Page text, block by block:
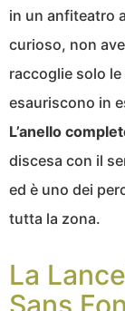
in un anfiteatro
curioso, non
raccoglie solo
esauriscono in
L’anello
discesa con il
ed è uno dei
tutta la zona.
La